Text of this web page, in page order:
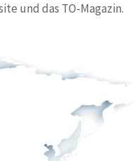
und das TO-Magazin.